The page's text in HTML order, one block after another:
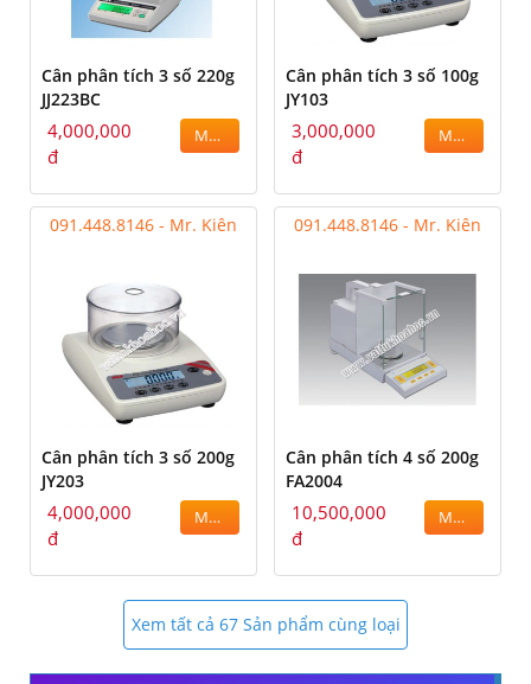
Cân phân tích 3 số 220g
JJ223BC
4,000,000
đ
MUA
Cân phân tích 3 số 100g
JY103
3,000,000
đ
MUA
091.448.8146 - Mr. Kiên
Cân phân tích 3 số 200g
JY203
4,000,000
đ
MUA
091.448.8146 - Mr. Kiên
Cân phân tích 4 số 200g
FA2004
10,500,000
đ
MUA
Xem tất cả 67 Sản phẩm cùng loại